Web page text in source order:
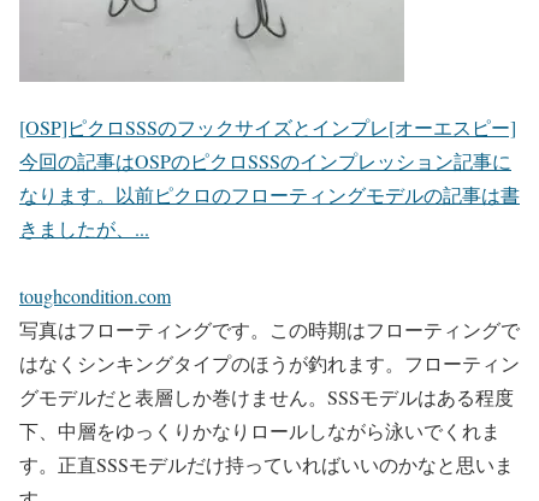
[OSP]ピクロSSSのフックサイズとインプレ[オーエスピー]
今回の記事はOSPのピクロSSSのインプレッション記事に
なります。以前ピクロのフローティングモデルの記事は書
きましたが、...
toughcondition.com
写真はフローティングです。この時期はフローティングで
はなくシンキングタイプのほうが釣れます。フローティン
グモデルだと表層しか巻けません。SSSモデルはある程度
下、中層をゆっくりかなりロールしながら泳いでくれま
す。正直SSSモデルだけ持っていればいいのかなと思いま